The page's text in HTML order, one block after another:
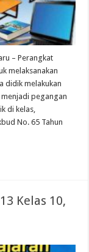
– Perangkat
melaksanakan
didik melakukan
pegangan
di kelas,
No. 65 Tahun
Kelas 10,